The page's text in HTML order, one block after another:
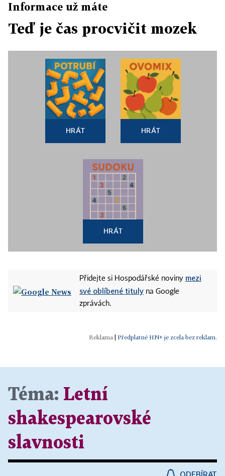
Informace už máte
Teď je čas procvičit mozek
HRÁT HRÁT
HRÁT
Přidejte si Hospodářské noviny mezi
své oblíbené tituly na Google
zprávách.
Předplatné HN+ je zcela bez reklam.
Téma: Letní
shakespearovské
slavnosti
ODEBÍRAT